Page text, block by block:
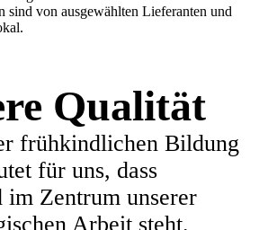
sind von ausgewählten Lieferanten und
Qualität
frühkindlichen Bildung
für uns, dass
im Zentrum unserer
Arbeit steht.